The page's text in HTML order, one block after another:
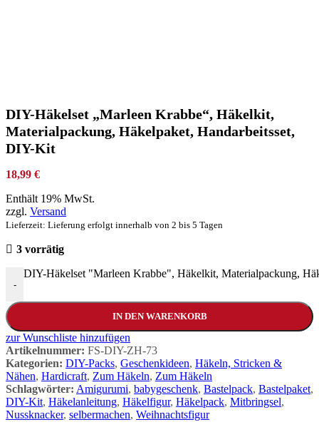
DIY-Häkelset „Marleen Krabbe“, Häkelkit,
Materialpackung, Häkelpaket, Handarbeitsset,
DIY-Kit
18,99 €
Enthält 19% MwSt.
zzgl. Versand
Lieferzeit: Lieferung erfolgt innerhalb von 2 bis 5 Tagen
3 vorrätig
-
DIY-Häkelset "Marleen Krabbe", Häkelkit, Materialpackung,
IN DEN WARENKORB
zur Wunschliste hinzufügen
Artikelnummer: FS-DIY-ZH-73
Kategorien: DIY-Packs, Geschenkideen, Häkeln, Stricken &
Nähen, Hardicraft, Zum Häkeln, Zum Häkeln
Schlagwörter: Amigurumi, babygeschenk, Bastelpack, Bastelpaket,
DIY-Kit, Häkelanleitung, Häkelfigur, Häkelpack, Mitbringsel,
Nussknacker, selbermachen, Weihnachtsfigur